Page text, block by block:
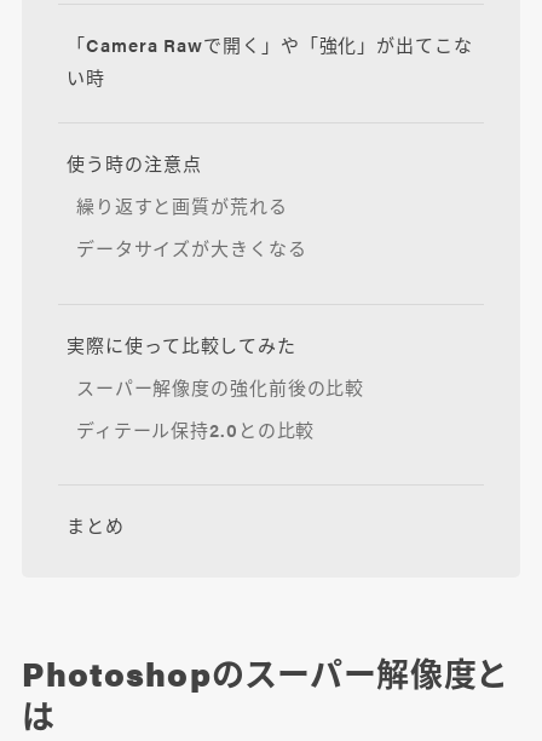
「Camera Rawで開く」や「強化」が出てこな
い時
使う時の注意点
繰り返すと画質が荒れる
データサイズが大きくなる
実際に使って比較してみた
スーパー解像度の強化前後の比較
ディテール保持2.0との比較
まとめ
Photoshopのスーパー解像度と
は